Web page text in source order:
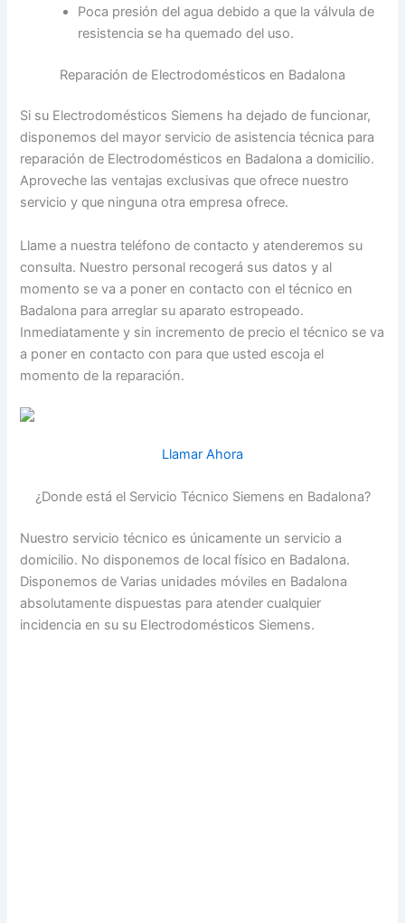
Poca presión del agua debido a que la válvula de
resistencia se ha quemado del uso.
Reparación de Electrodomésticos en Badalona
Si su Electrodomésticos Siemens ha dejado de funcionar,
disponemos del mayor servicio de asistencia técnica para
reparación de Electrodomésticos en Badalona a domicilio.
Aproveche las ventajas exclusivas que ofrece nuestro
servicio y que ninguna otra empresa ofrece.
Llame a nuestra teléfono de contacto y atenderemos su
consulta. Nuestro personal recogerá sus datos y al
momento se va a poner en contacto con el técnico en
Badalona para arreglar su aparato estropeado.
Inmediatamente y sin incremento de precio el técnico se va
a poner en contacto con para que usted escoja el
momento de la reparación.
Llamar Ahora
¿Donde está el Servicio Técnico Siemens en Badalona?
Nuestro servicio técnico es únicamente un servicio a
domicilio. No disponemos de local físico en Badalona.
Disponemos de Varias unidades móviles en Badalona
absolutamente dispuestas para atender cualquier
incidencia en su su Electrodomésticos Siemens.